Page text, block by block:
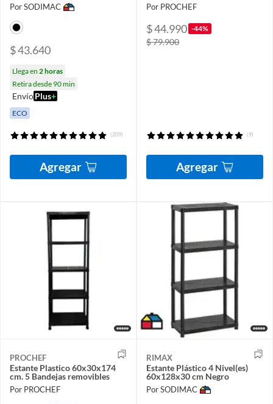
Por SODIMAC
$ 43.640
Llega en 2 horas
Retira desde 90 min
EnvíoPlus+
ECO
(209)
Agregar
Por PROCHEF
$ 44.990 -44%
$ 79.900
(9)
Agregar
PROCHEF
Estante Plastico 60x30x174
cm. 5 Bandejas removibles
Por PROCHEF
RIMAX
Estante Plástico 4 Nivel(es)
60x128x30 cm Negro
Por SODIMAC